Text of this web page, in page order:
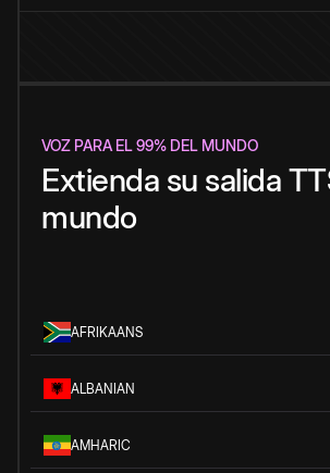
VOZ PARA EL 99% DEL MUNDO
Extienda su salida
mundo
AFRIKAANS
ALBANIAN
AMHARIC